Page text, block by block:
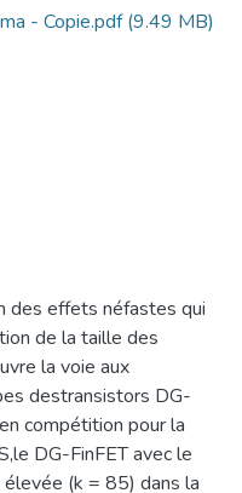
- Copie.pdf(9.49 MB)
des effets néfastes qui
de la taille des
la voie aux
destransistors DG-
compétition pour la
DG-FinFET avec le
(k = 85) dans la